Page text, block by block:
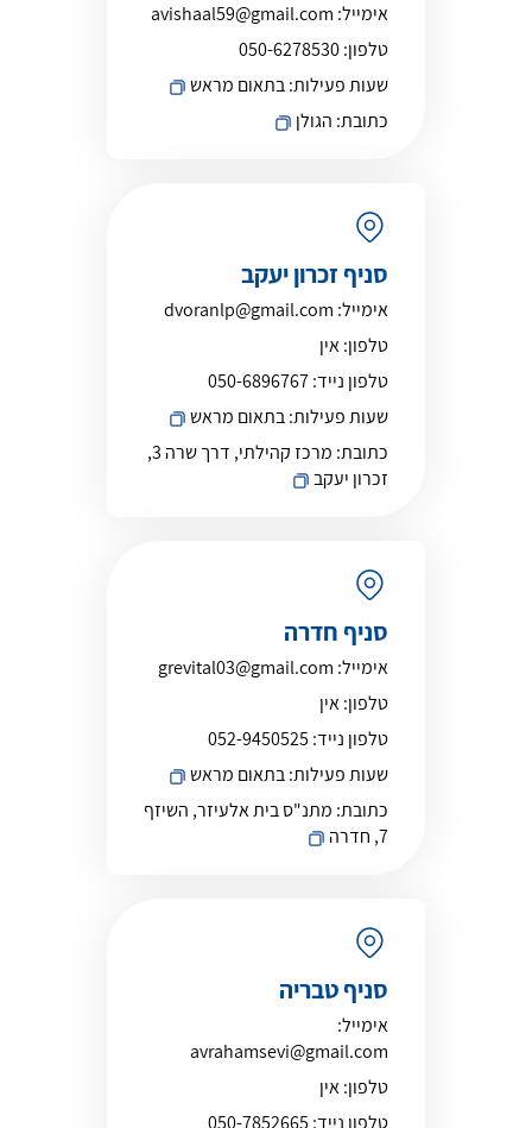
אימייל: avishaal59@gmail.com
טלפון:050-6278530
שעות פעילות:בתאום מראש
כתובת: הגולן
סניף זכרון יעקב
אימייל: dvoranlp@gmail.com
טלפון:אין
טלפון נייד:050-6896767
שעות פעילות:בתאום מראש
כתובת:
מרכז קהילתי, דרך שרה 3,
זכרון יעקב
סניף חדרה
אימייל: grevital03@gmail.com
טלפון:אין
טלפון נייד: 052-9450525
שעות פעילות:בתאום מראש
כתובת: מתנ"ס בית אלעיזר, השיזף
7, חדרה
סניף טבריה
אימייל:
avrahamsevi@gmail.com
טלפון:אין
טלפון נייד: 050-7852665